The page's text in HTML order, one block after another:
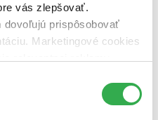
vás zlepšovať.
dovoľujú prispôsobovať
Marketingové cookies
používať všetky tieto
čítaná - výborný stav
(0 titulov)čítaná - mierne
kníh (0 titulov)čítané verzie